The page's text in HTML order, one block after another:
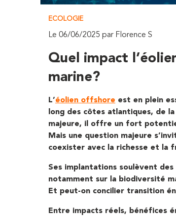
ECOLOGIE
Le 06/06/2025 par Florence S
Quel impact
marine?
L’éolien offshore est en plein
long des côtes atlantiques, de
majeure, il offre un fort
Mais une question majeure
coexister avec la richesse et la
Ses implantations soulèvent
notamment sur la biodiversité
Et peut-on concilier transition
Entre impacts réels, bénéfices